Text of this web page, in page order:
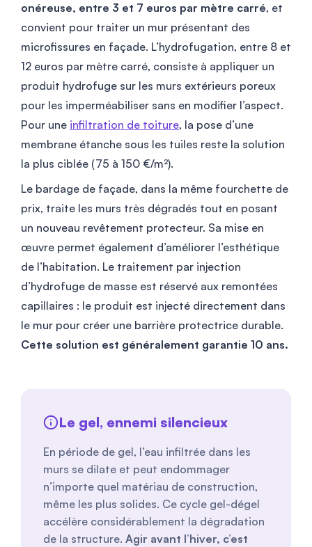
onéreuse, entre 3 et 7 euros par mètre carré, et
convient pour traiter un mur présentant des
microfissures en façade. L’hydrofugation, entre 8 et
12 euros par mètre carré, consiste à appliquer un
produit hydrofuge sur les murs extérieurs poreux
pour les imperméabiliser sans en modifier l’aspect.
Pour une infiltration de toiture, la pose d’une
membrane étanche sous les tuiles reste la solution
la plus ciblée (75 à 150 €/m²).
Le bardage de façade, dans la même fourchette de
prix, traite les murs très dégradés tout en posant
un nouveau revêtement protecteur. Sa mise en
œuvre permet également d’améliorer l’esthétique
de l’habitation. Le traitement par injection
d’hydrofuge de masse est réservé aux remontées
capillaires : le produit est injecté directement dans
le mur pour créer une barrière protectrice durable.
Cette solution est généralement garantie 10 ans.
Le gel, ennemi silencieux
En période de gel, l’eau infiltrée dans les
murs se dilate et peut endommager
n’importe quel matériau de construction,
même les plus solides. Ce cycle gel-dégel
accélère considérablement la dégradation
de la structure. Agir avant l’hiver, c’est